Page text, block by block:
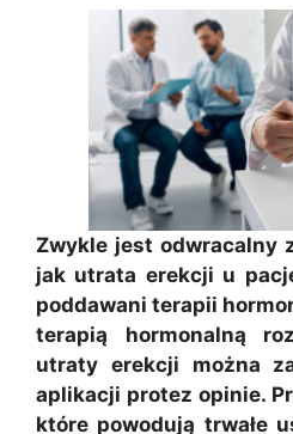
Zwykle jest odwracalny
jak utrata erekcji u
poddawani terapii
terapią hormonalną
utraty erekcji można
aplikacji protez opinie.
które powodują trwałe